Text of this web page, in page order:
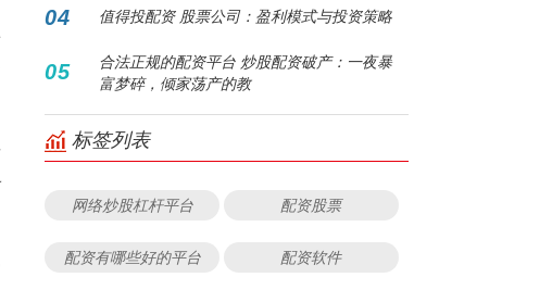
04 值得投配资 股票公司：盈利模式与投资策略
05
合法正规的配资平台 炒股配资破产：一夜暴
富梦碎，倾家荡产的教
标签列表
网络炒股杠杆平台 配资股票
配资有哪些好的平台 配资软件